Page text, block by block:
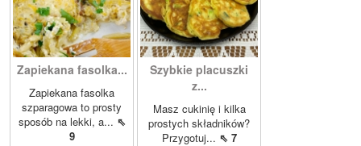
Zapiekana fasolka...
Zapiekana fasolka
szparagowa to prosty
sposób na lekki, a... ⇖
9
Szybkie placuszki
z...
Masz cukinię i kilka
prostych składników?
Przygotuj... ⇖ 7